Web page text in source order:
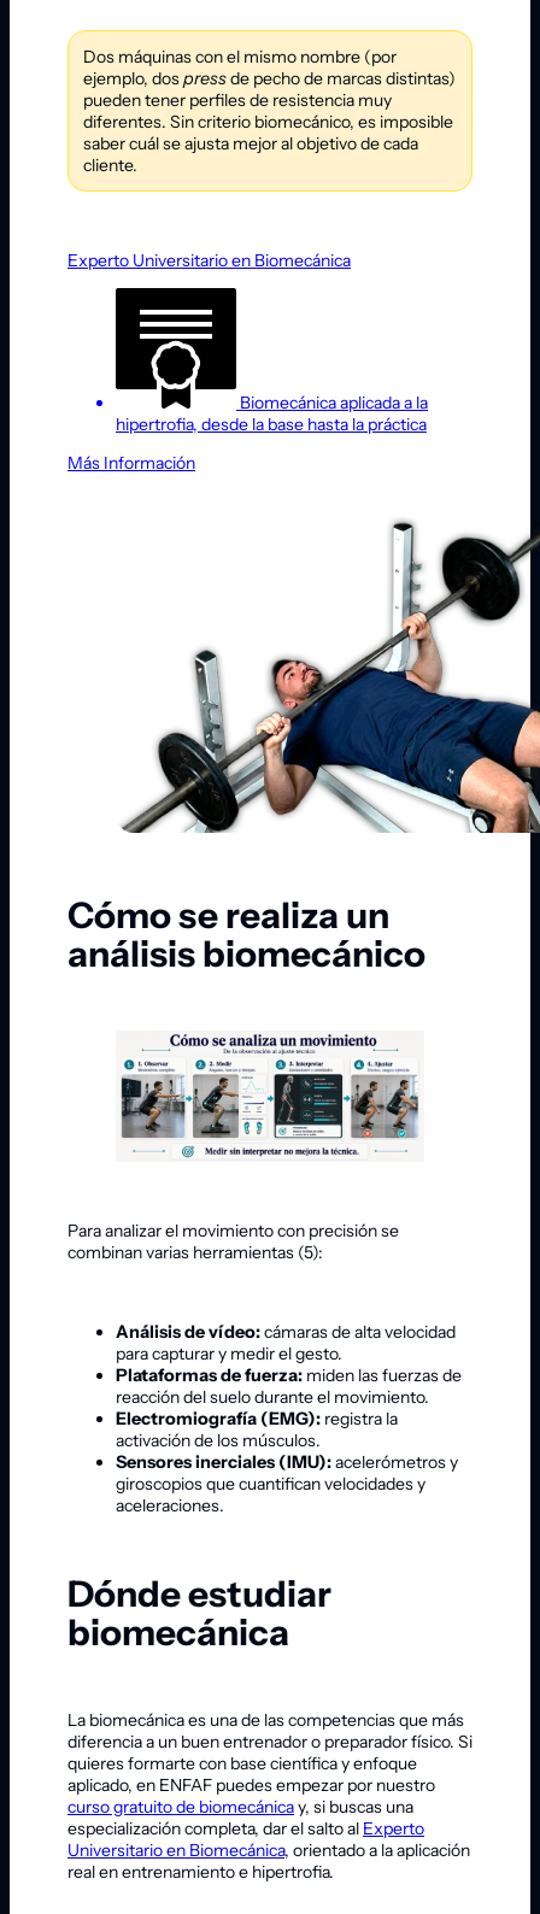
Dos máquinas con el mismo nombre (por
ejemplo, dospressde pecho de marcas distintas)
pueden tener perfiles de resistencia muy
diferentes. Sin criterio biomecánico, es imposible
saber cuál se ajusta mejor al objetivo de cada
cliente.
Experto Universitario en Biomecánica
Biomecánica aplicada a la
hipertrofia, desde la base hasta la práctica
Más Información
Cómo se realiza un
análisis biomecánico
Para analizar el movimiento con precisión se
combinan varias herramientas (5):
Análisis de vídeo:cámaras de alta velocidad
para capturar y medir el gesto.
Plataformas de fuerza: miden las fuerzas de
reacción del suelo durante el movimiento.
Electromiografía (EMG): registra la
activación de los músculos.
Sensores inerciales (IMU):acelerómetros y
giroscopios que cuantifican velocidades y
aceleraciones.
Dónde estudiar
biomecánica
La biomecánica es una de las competencias que más
diferencia a un buen entrenador o preparador físico. Si
quieres formarte con base científica y enfoque
aplicado, en ENFAF puedes empezar por nuestro
curso gratuito de biomecánicay, si buscas una
especialización completa, dar el salto al Experto
Universitario en Biomecánica, orientado a la aplicación
real en entrenamiento e hipertrofia.